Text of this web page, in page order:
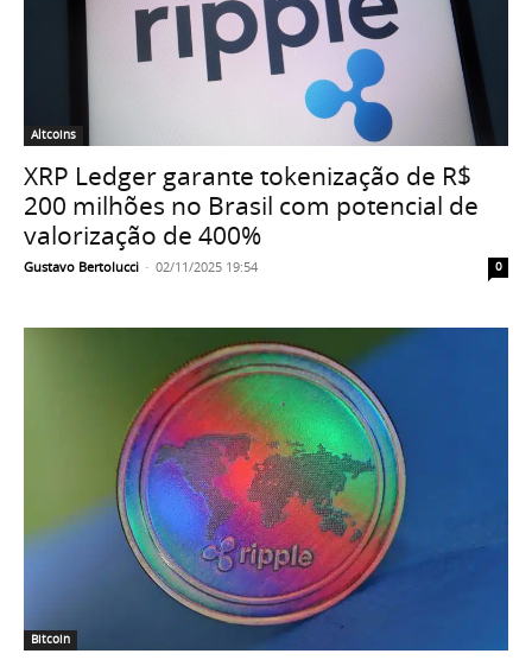
Altcoins
XRP Ledger garante tokenização de R$
200 milhões no Brasil com potencial de
valorização de 400%
Gustavo Bertolucci - 02/11/2025 19:54 0
Bitcoin